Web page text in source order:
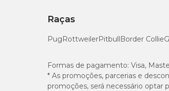
Lisina (mín.)
Raças
PugRottweilerPitbullBorder Collie
Formas de pagamento: Visa,
* As promoções, parcerias e
promoções, será necessário optar